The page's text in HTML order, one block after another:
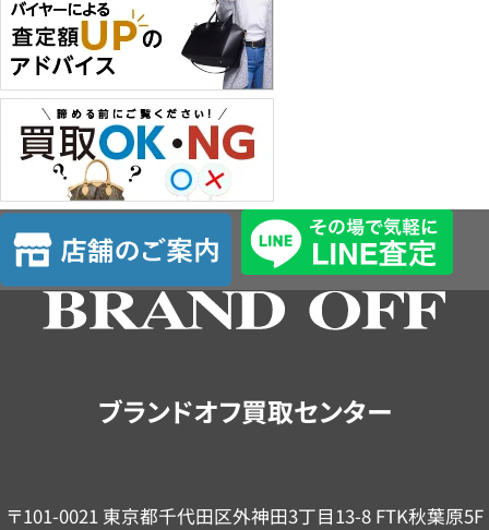
店
舗
の
ブランドオフ買取センター
〒101-0021 東京都千代田区外神田3丁目13-8 FTK秋葉原5F